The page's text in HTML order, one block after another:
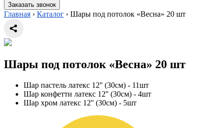
Заказать звонок
Главная › Каталог › Шары под потолок «Весна» 20 шт
Шары под потолок «Весна» 20 шт
Шар пастель латекс 12'' (30см) - 11шт
Шар конфетти латекс 12'' (30см) - 4шт
Шар хром латекс 12'' (30см) - 5шт